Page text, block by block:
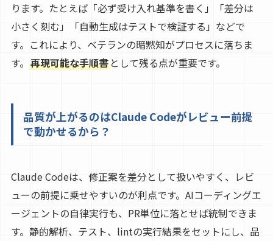
ります。たとえば「必ず受け入れ基準を書く」「差分は
小さく刻む」「自動生成はテストで検証する」などで
す。これにより、ベテランの暗黙知がプロセスに落ちま
す。 再現可能な手順書として残る点が重要です。
品質が上がるのはClaude Codeがレビュー前提
で動かせるから？
Claude Codeは、修正案を差分として扱いやすく、レビ
ューの前提に乗せやすいのが利点です。AIコーディングエ
ージェントの自律実行も、PR単位に落とせば統制できま
す。静的解析、テスト、lintの実行結果をセットにし、品